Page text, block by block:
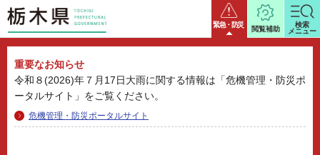
栃木県 緊急・防災
重要なお知らせ
令和８(2026)年７月17日大雨に関する情報は「危機管理・防災ポ
ータルサイト」をご覧ください。
危機管理・防災ポータルサイト
閲覧補助
検索
メニュー